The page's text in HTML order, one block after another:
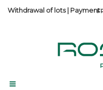
Withdrawal of lots| Payment